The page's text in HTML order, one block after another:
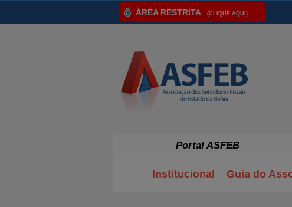
ÁREA RESTRITA (CLIQUE AQUI)
Portal ASFEB
Institucional Guia do